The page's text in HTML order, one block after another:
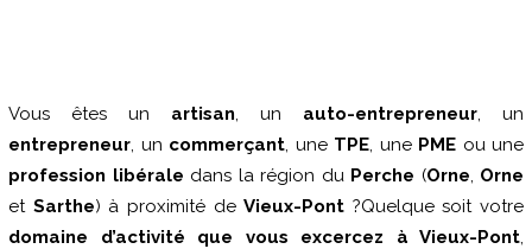
Vous êtes un artisan, un auto-entrepreneur, un
entrepreneur, un commerçant, une TPE, une PME ou une
profession libérale dans la région du Perche (Orne, Orne
et Sarthe) à proximité deVieux-Pont ?Quelque soit votre
domaine d’activité que vous excercez à Vieux-Pont,